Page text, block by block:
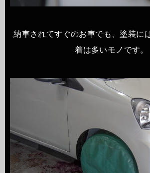
納車されてすぐのお車でも、塗装に
着は多いモノです。